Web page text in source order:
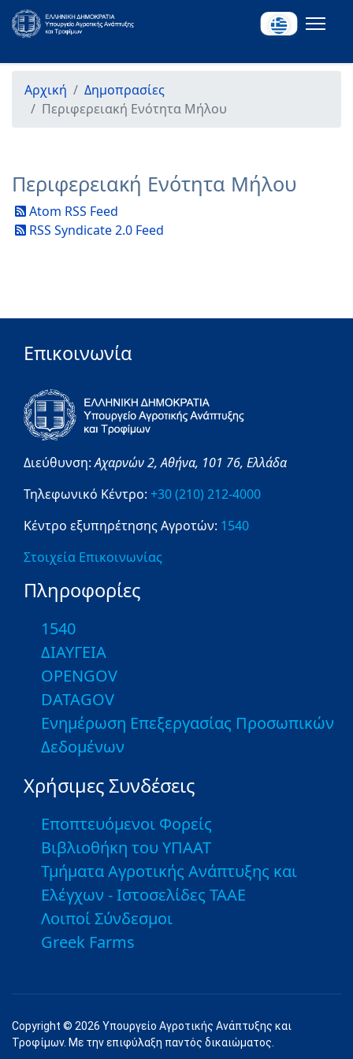
Αρχική
Δημοπρασίες
Περιφερειακή Ενότητα Μήλου
Περιφερειακή Ενότητα Μήλου
Atom RSS Feed
RSS Syndicate 2.0 Feed
Επικοινωνία
Διεύθυνση:Αχαρνών 2,Αθήνα, 101 76, Ελλάδα
Τηλεφωνικό Κέντρο: +30 (210) 212-4000
Κέντρο εξυπηρέτησης Αγροτών: 1540
Στοιχεία Επικοινωνίας
Πληροφορίες
1540
ΔΙΑΥΓΕΙΑ
OPENGOV
DATAGOV
Ενημέρωση Επεξεργασίας Προσωπικών
Δεδομένων
Χρήσιμες Συνδέσεις
Εποπτευόμενοι Φορείς
Βιβλιοθήκη του ΥΠΑΑΤ
Τμήματα Αγροτικής Ανάπτυξης και
Ελέγχων - Ιστοσελίδες ΤΑΑΕ
Λοιποί Σύνδεσμοι
Greek Farms
Copyright © 2026 Υπουργείο Αγροτικής Ανάπτυξης και
Τροφίμων. Με την επιφύλαξη παντός δικαιώματος.